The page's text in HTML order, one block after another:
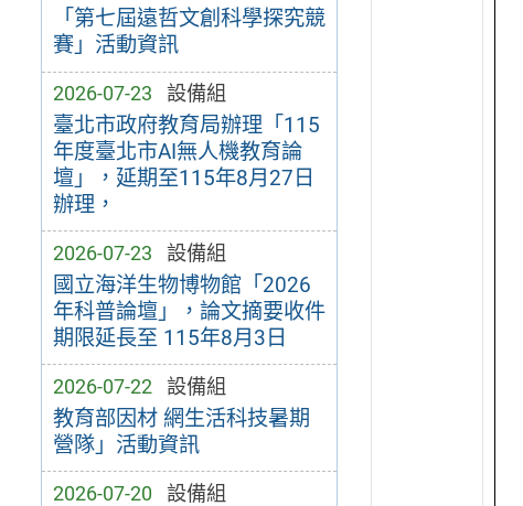
「第七屆遠哲文創科學探究競
賽」活動資訊
2026-07-23 設備組
臺北市政府教育局辦理「115
年度臺北市AI無人機教育論
壇」，延期至115年8月27日
辦理，
2026-07-23 設備組
國立海洋生物博物館「2026
年科普論壇」，論文摘要收件
期限延長至 115年8月3日
2026-07-22 設備組
教育部因材 網生活科技暑期
營隊」活動資訊
2026-07-20 設備組